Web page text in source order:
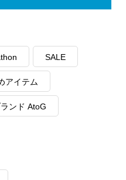
SALE
アイテム
ンド AtoG